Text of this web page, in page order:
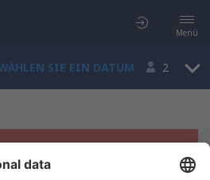
Menü
SIE EIN DATUM 2